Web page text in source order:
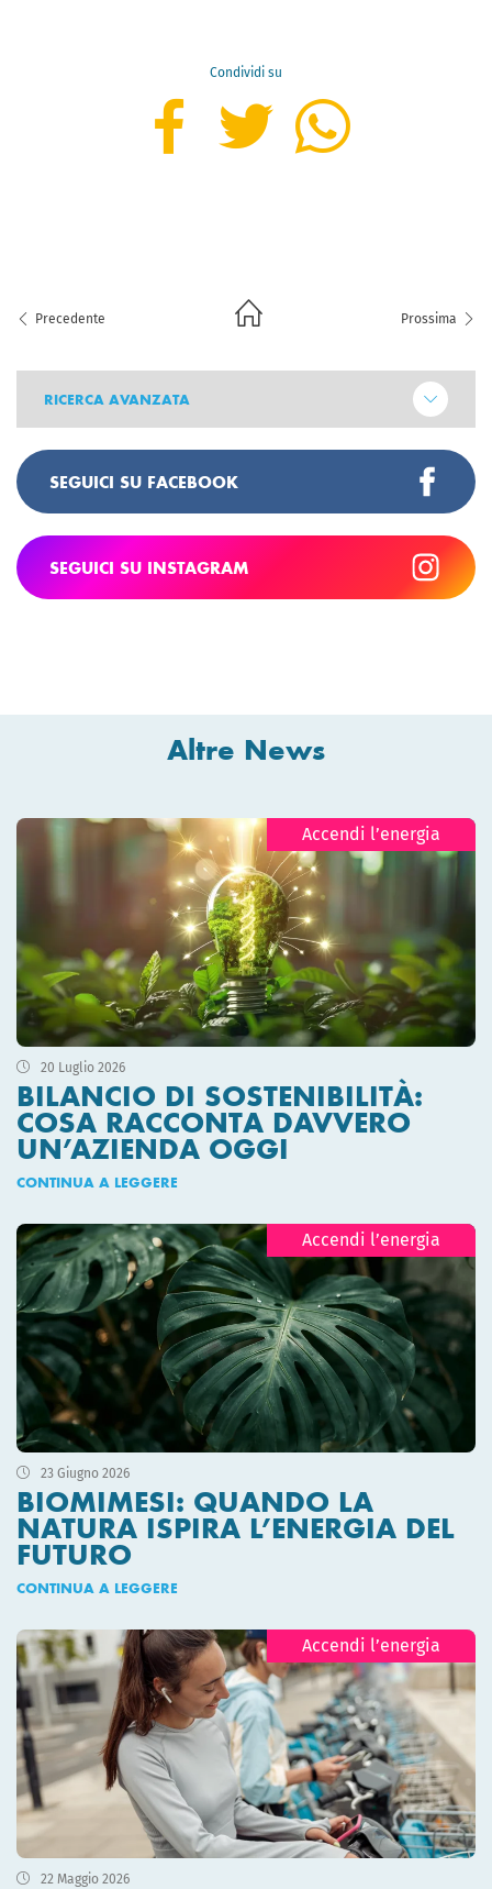
Condividi su
Precedente Prossima
RICERCA AVANZATA
SEGUICI SU FACEBOOK
SEGUICI SU INSTAGRAM
Altre News
Accendi l’energia
20 Luglio 2026
BILANCIO DI SOSTENIBILITÀ:
COSA RACCONTA DAVVERO
UN’AZIENDA OGGI
CONTINUA A LEGGERE
Accendi l’energia
23 Giugno 2026
BIOMIMESI: QUANDO LA
NATURA ISPIRA L’ENERGIA DEL
FUTURO
CONTINUA A LEGGERE
Accendi l’energia
22 Maggio 2026